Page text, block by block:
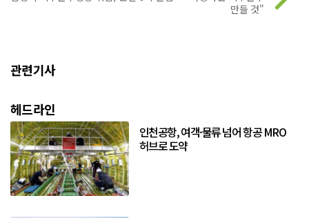
만들 것"
관련기사
헤드라인
인천공항, 여객·물류 넘어 항공 MRO
허브로 도약